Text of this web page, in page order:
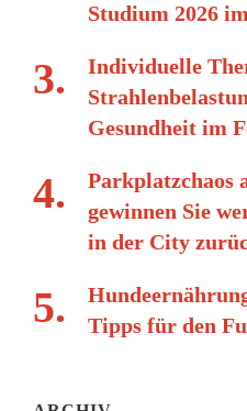
Studium 2026
Individuelle
Gesundheit im
Parkplatzchaos
gewinnen Sie
in der City
Tipps für den